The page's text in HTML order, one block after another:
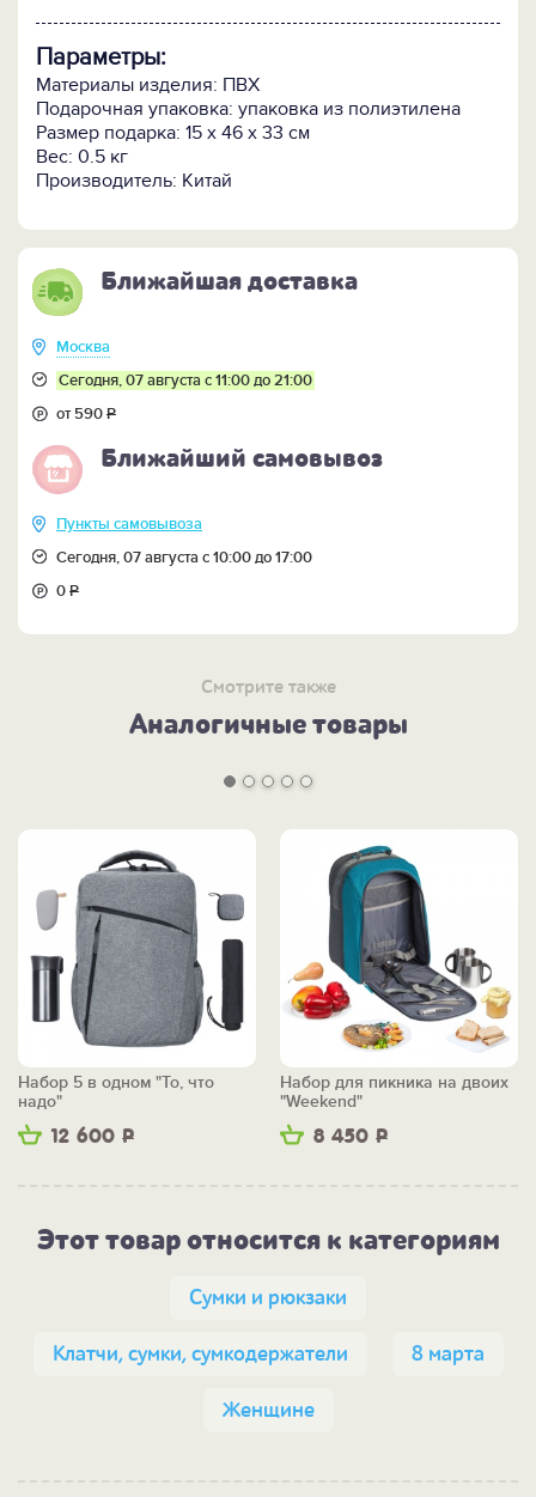
Кому подарить:Любителю селфи, всем, кто обожает
быть в центре внимания, художнику и фотографу
для ненавязчивой рекламы своих талантов,
творческой личности, как площадку для неустанных
экспериментов.
Параметры:
Материалы изделия: ПВХ
Подарочная упаковка: упаковка из полиэтилена
Размер подарка: 15 x 46 x 33 см
Вес: 0.5 кг
Производитель: Китай
Ближайшая доставка
Москва
Сегодня, 07 августа с 11:00 до 21:00
от 590Р
Ближайший самовывоз
Пункты самовывоза
Сегодня, 07 августа с 10:00 до 17:00
0Р
Смотрите также
Аналогичные товары
12 600 Р
Набор 5 в одном "То, что
надо"
8 450 Р
Набор для пикника на двоих
"Weekend"
Этот товар относится к категориям
Сумки и рюкзаки
Клатчи, сумки, сумкодержатели 8 марта
Женщине